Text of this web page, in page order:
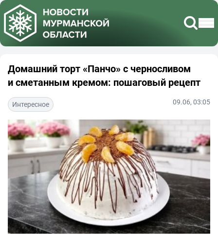
Домашний торт «Панчо» с черносливом
и сметанным кремом: пошаговый рецепт
Интересное 09.06, 03:05